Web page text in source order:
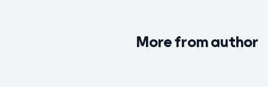
More from author